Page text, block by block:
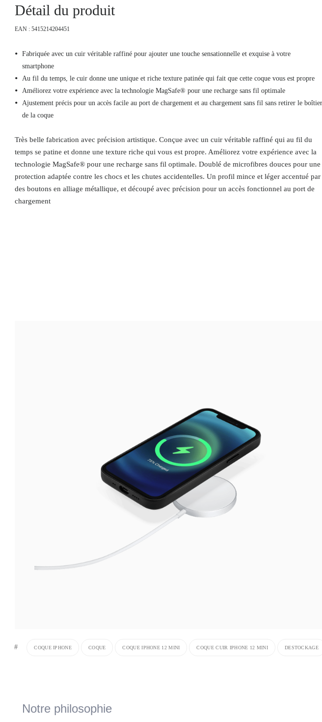
Détail du produit
EAN : 5415214204451
Fabriquée avec un cuir véritable raffiné pour ajouter une touche sensationnelle et exquise à votre
smartphone
Au fil du temps, le cuir donne une unique et riche texture patinée qui fait que cette coque vous est propre
Améliorez votre expérience avec la technologie MagSafe® pour une recharge sans fil optimale
Ajustement précis pour un accès facile au port de chargement et au chargement sans fil sans retirer le boîtier
de la coque
Très belle fabrication avec précision artistique. Conçue avec un cuir véritable raffiné qui au fil du
temps se patine et donne une texture riche qui vous est propre. Améliorez votre expérience avec la
technologie MagSafe® pour une recharge sans fil optimale. Doublé de microfibres douces pour une
protection adaptée contre les chocs et les chutes accidentelles. Un profil mince et léger accentué par
des boutons en alliage métallique, et découpé avec précision pour un accès fonctionnel au port de
chargement
# COQUE IPHONE COQUE COQUE IPHONE 12 MINI COQUE CUIR IPHONE 12 MINI DESTOCKAGE
Notre philosophie